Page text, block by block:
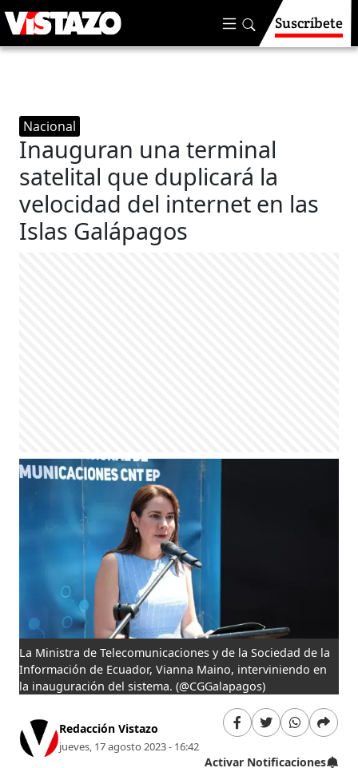
Suscríbete
Nacional
Inauguran una terminal
satelital que duplicará la
velocidad del internet en las
Islas Galápagos
La Ministra de Telecomunicaciones y de la Sociedad de la
Información de Ecuador, Vianna Maino, interviniendo en
la inauguración del sistema. (@CGGalapagos)
Redacción Vistazo
jueves, 17 agosto 2023 - 16:42
Activar Notificaciones